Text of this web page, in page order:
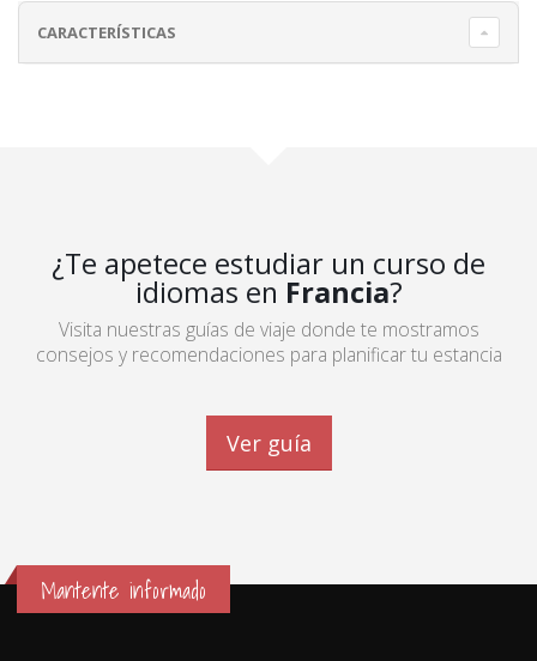
CARACTERÍSTICAS
¿Te apetece estudiar un curso de
idiomas en Francia?
Visita nuestras guías de viaje donde te mostramos
consejos y recomendaciones para planificar tu estancia
Ver guía
Mantente informado